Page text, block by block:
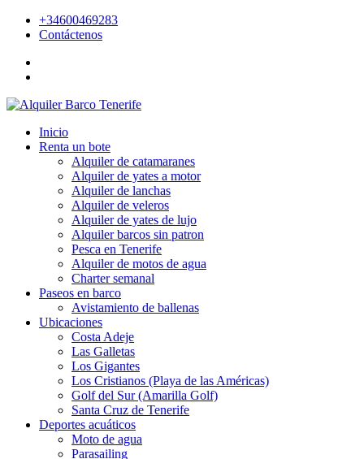
+34600469283
Contáctenos
Inicio
Renta un bote
Alquiler de catamaranes
Alquiler de yates a motor
Alquiler de lanchas
Alquiler de veleros
Alquiler de yates de lujo
Alquiler barcos sin patron
Pesca en Tenerife
Alquiler de motos de agua
Charter semanal
Paseos en barco
Avistamiento de ballenas
Ubicaciones
Costa Adeje
Las Galletas
Los Gigantes
Los Cristianos (Playa de las Américas)
Golf del Sur (Amarilla Golf)
Santa Cruz de Tenerife
Deportes acuáticos
Moto de agua
Parasailing